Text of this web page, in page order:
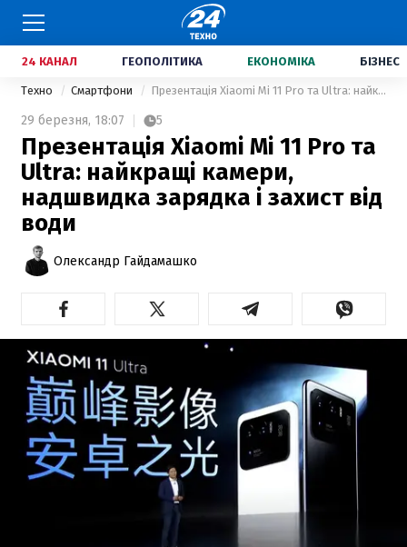
24 КАНАЛ ГЕОПОЛІТИКА ЕКОНОМІКА БІЗНЕС
Техно Смартфони Презентація Xiaomi Mi 11 Pro та Ultra: найкращі камери, надшвидка зарядка і захист від води
29 березня, 18:07 5
Презентація Xiaomi Mi 11 Pro та
Ultra: найкращі камери,
надшвидка зарядка і захист від
води
Олександр Гайдамашко